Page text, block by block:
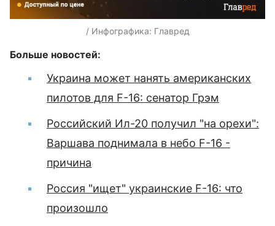
/ Инфографика: Главред
Больше новостей:
Украина может нанять американских
пилотов для F-16: сенатор Грэм
Российский Ил-20 получил "на орехи":
Варшава поднимала в небо F-16 -
причина
Россия "ищет" украинские F-16: что
произошло